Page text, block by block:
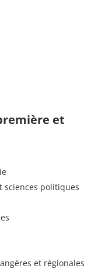
et
sciences politiques
et régionales